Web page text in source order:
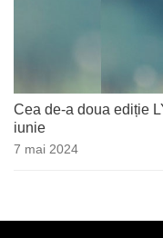
Cea de-a doua ediție
iunie
7 mai 2024